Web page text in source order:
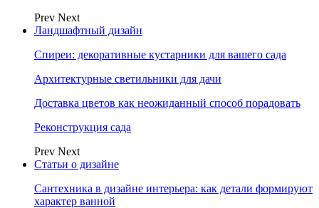
Prev Next
Ландшафтный дизайн
Спиреи: декоративные кустарники для вашего сада
Архитектурные светильники для дачи
Доставка цветов как неожиданный способ порадовать
Реконструкция сада
Prev Next
Статьи о дизайне
Сантехника в дизайне интерьера: как детали формируют
характер ванной